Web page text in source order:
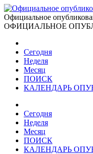
Официальное
ОФИЦИАЛЬНОЕ
Сегодня
Неделя
Месяц
ПОИСК
КАЛЕНДАРЬ
Сегодня
Неделя
Месяц
ПОИСК
КАЛЕНДАРЬ